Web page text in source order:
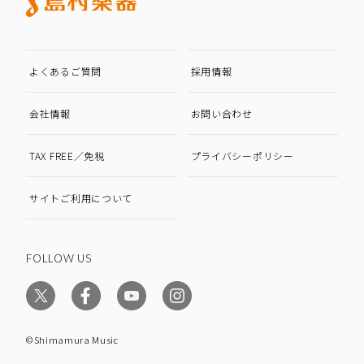
よくあるご質問 採用情報
会社情報 お問い合わせ
TAX FREE／免税 プライバシーポリシー
サイトご利用について
FOLLOW US
©Shimamura Music